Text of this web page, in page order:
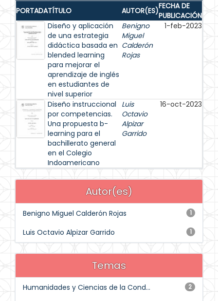
PORTADATÍTULO AUTOR(ES)FECHA DE
PUBLICACIÓN
Diseño y aplicación
de una estrategia
didáctica basada en
blended learning
para mejorar el
aprendizaje de inglés
en estudiantes de
nivel superior
Benigno
Miguel
Calderón
Rojas
1-feb-2023
Diseño instruccional
por competencias.
Una propuesta b-
learning para el
bachillerato general
en el Colegio
Indoamericano
Luis
Octavio
Alpizar
Garrido
16-oct-2023
Autor(es)
1
Benigno Miguel Calderón Rojas
1
Luis Octavio Alpizar Garrido
Temas
2
Humanidades y Ciencias de la Cond...